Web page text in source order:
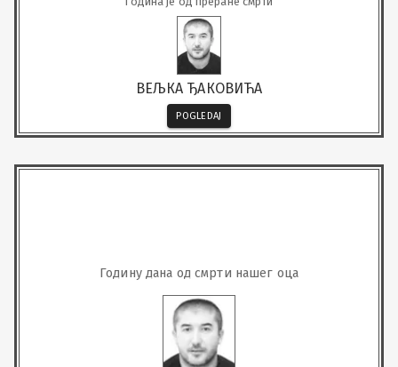
ВЕЉКА ЂАКОВИЋА
POGLEDAJ
Годину дана од смрти нашег оца